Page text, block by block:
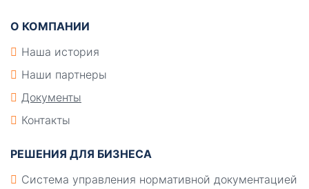
О КОМПАНИИ
Наша история
Наши партнеры
Документы
Контакты
РЕШЕНИЯ ДЛЯ БИЗНЕСА
Система управления нормативной документацией